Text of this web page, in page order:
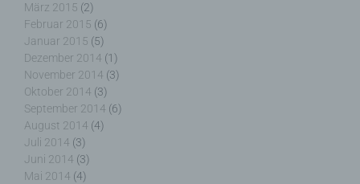
März 2015 (2)
Februar 2015 (6)
Januar 2015 (5)
Dezember 2014 (1)
November 2014 (3)
Oktober 2014 (3)
September 2014 (6)
August 2014 (4)
Juli 2014 (3)
Juni 2014 (3)
Mai 2014 (4)
Auftragsverarbeiter und den Personen, die unter
der unmittelbaren Verantwortung des
Verantwortlichen oder des Auftragsverarbeiters
befugt sind, die personenbezogenen Daten zu
verarbeiten.
k) Einwilligung